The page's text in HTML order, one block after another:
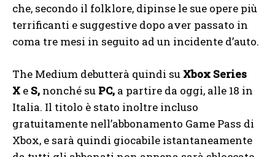
che, secondo il folklore, dipinse le sue opere più
terrificanti e suggestive dopo aver passato in
coma tre mesi in seguito ad un incidente d’auto.
The Medium debutterà quindi su Xbox Series
X e S, nonché su PC, a partire da oggi, alle 18 in
Italia. Il titolo è stato inoltre incluso
gratuitamente nell’abbonamento Game Pass di
Xbox, e sarà quindi giocabile istantaneamente